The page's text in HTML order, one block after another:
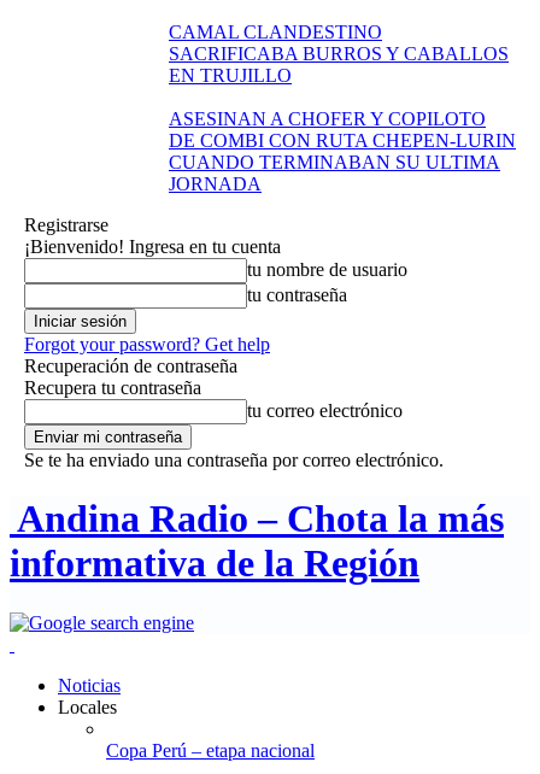
CAMAL CLANDESTINO
SACRIFICABA BURROS Y CABALLOS
EN TRUJILLO
ASESINAN A CHOFER Y COPILOTO
DE COMBI CON RUTA CHEPEN-LURIN
CUANDO TERMINABAN SU ULTIMA
JORNADA
Registrarse
¡Bienvenido! Ingresa en tu cuenta
tu nombre de usuario
tu contraseña
Forgot your password? Get help
Recuperación de contraseña
Recupera tu contraseña
tu correo electrónico
Se te ha enviado una contraseña por correo electrónico.
Andina Radio – Chota la más
informativa de la Región
Noticias
Locales
Copa Perú – etapa nacional